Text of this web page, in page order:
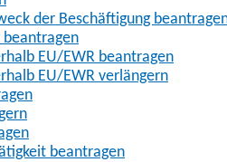
der Beschäftigung
beantragen
EU/EWR beantragen
EU/EWR verlängern
beantragen